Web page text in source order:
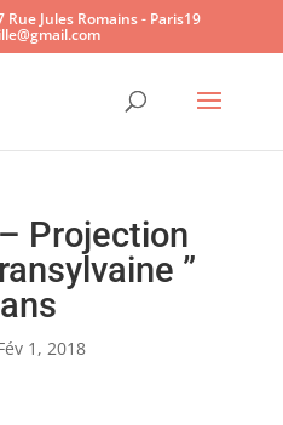
Ouvrir
Rue Jules Romains - Paris19
Projection
”
1, 2018